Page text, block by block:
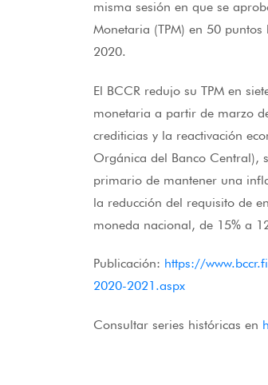
misma sesión en que se
Monetaria (TPM) en 50
2020.
El BCCR redujo su TPM en
monetaria a partir de marzo
crediticias y la reactivación
Orgánica del Banco Central),
primario de mantener una
la reducción del requisito de
moneda nacional, de 15% a
Publicación: https://
2020-2021.aspx
Consultar series históricas en